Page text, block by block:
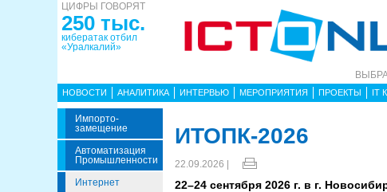
ЦИФРЫ ГОВОРЯТ
250 тыс.
кибератак отбил
«Уралкалий»
НОВОСТИ АНАЛИТИКА ИНТЕРВЬЮ МЕРОПРИЯТИЯ ПРОЕКТЫ IT
Импорто­
Замещение
Автоматизация
Промышленности
Интернет
ИТОПК-2026
22.09.2026 |
22–24 сентября 2026 г. в г.